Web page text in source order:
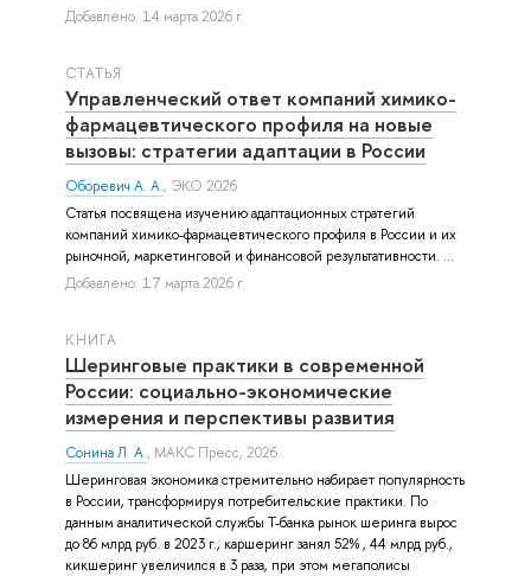
Добавлено: 14 марта 2026 г.
СТАТЬЯ
Управленческий ответ компаний химико-
фармацевтического профиля на новые
вызовы: стратегии адаптации в России
Оборевич А. А., ЭКО 2026
Статья посвящена изучению адаптационных стратегий
компаний химико-фармацевтического профиля в России и их
рыночной, маркетинговой и финансовой результативности. ...
Добавлено: 17 марта 2026 г.
КНИГА
Шеринговые практики в современной
России: социально-экономические
измерения и перспективы развития
Сонина Л. А., МАКС Пресс, 2026.
Шеринговая экономика стремительно набирает популярность
в России, трансформируя потребительские практики. По
данным аналитической службы Т-банка рынок шеринга вырос
до 86 млрд руб. в 2023 г., каршеринг занял 52% , 44 млрд руб.,
кикшеринг увеличился в 3 раза, при этом мегаполисы